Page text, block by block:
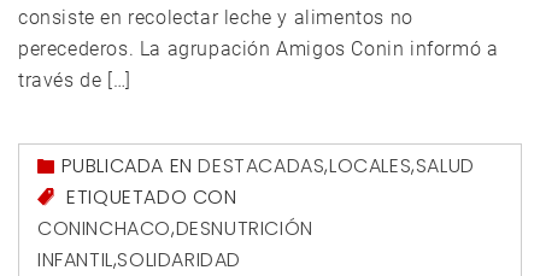
consiste en recolectar leche y alimentos no
perecederos. La agrupación Amigos Conin informó a
través de […]
PUBLICADA ENDESTACADAS,LOCALES,SALUD
ETIQUETADO CON
CONINCHACO,DESNUTRICIÓN
INFANTIL,SOLIDARIDAD